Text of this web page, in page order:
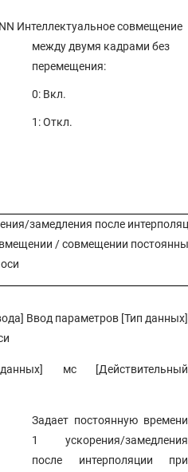
Интеллектуальное совмещение
между двумя кадрами без
перемещения:
0: Вкл.
1: Откл.
замедления после
/ совмещении
Ввод параметров [Тип данных]
мс [Действительный
Задает постоянную времени
1 ускорения/замедления
после интерполяции при